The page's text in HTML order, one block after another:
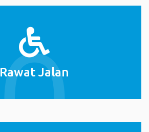
Rawat Jalan